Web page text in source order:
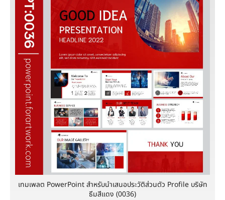
เทมเพลต PowerPoint สำหรับนำเสนอประวัติส่วนตัว Profile บริษัท
ธีมสีแดง (0036)